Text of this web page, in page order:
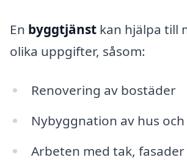
En byggtjänst kan hjälpa till
olika uppgifter, såsom:
Renovering av bostäder
Nybyggnation av hus
Arbeten med tak, fasader